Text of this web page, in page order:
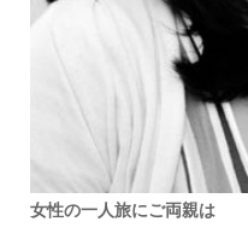
女性の一人旅にご両親は